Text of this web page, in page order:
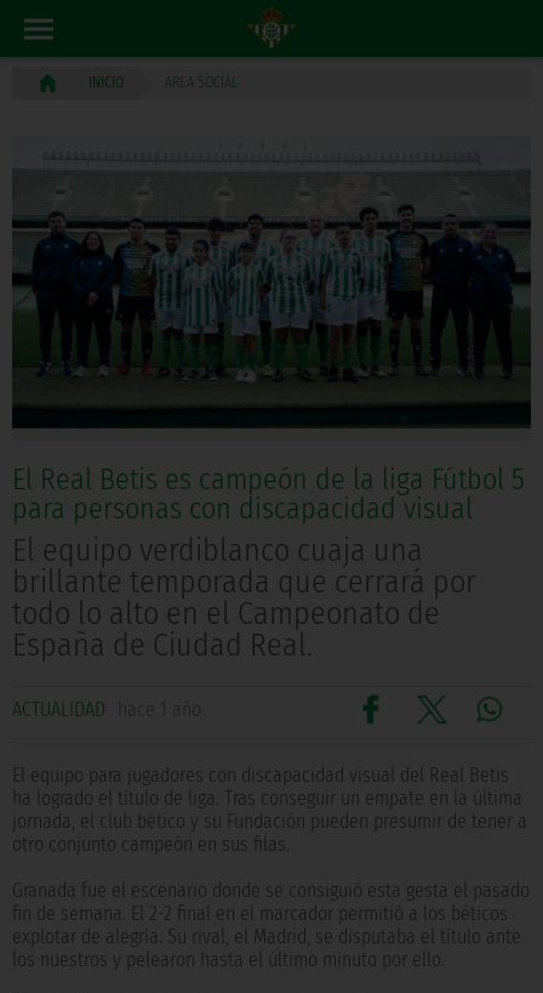
INICIO AREA SOCIAL
El Real Betis es campeón de la liga Fútbol 5
para personas con discapacidad visual
El equipo verdiblanco cuaja una
brillante temporada que cerrará por
todo lo alto en el Campeonato de
España de Ciudad Real.
ACTUALIDAD hace 1 año
El equipo para jugadores con discapacidad visual del Real Betis
ha logrado el título de liga. Tras conseguir un empate en la última
jornada, el club bético y su Fundación pueden presumir de tener a
otro conjunto campeón en sus filas.
Granada fue el escenario donde se consiguió esta gesta el pasado
fin de semana. El 2-2 final en el marcador permitió a los béticos
explotar de alegría. Su rival, el Madrid, se disputaba el título ante
los nuestros y pelearon hasta el último minuto por ello.